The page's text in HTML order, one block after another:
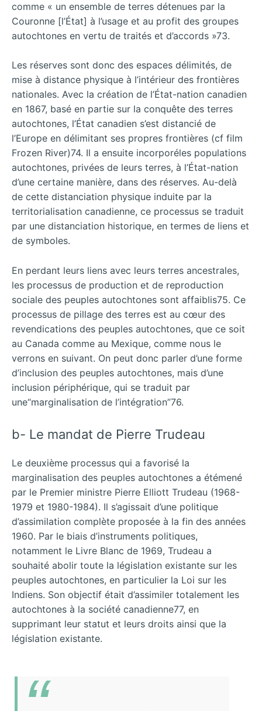
comme « un ensemble de terres détenues par la
Couronne [l’État] à l’usage et au profit des groupes
autochtones en vertu de traités et d’accords »73.
Les réserves sont donc des espaces délimités, de
mise à distance physique à l’intérieur des frontières
nationales. Avec la création de l’État-nation canadien
en 1867, basé en partie sur la conquête des terres
autochtones, l’État canadien s’est distancié de
l’Europe en délimitant ses propres frontières (cf film
Frozen River)74. Il a ensuite incorporéles populations
autochtones, privées de leurs terres, à l’État-nation
d’une certaine manière, dans des réserves. Au-delà
de cette distanciation physique induite par la
territorialisation canadienne, ce processus se traduit
par une distanciation historique, en termes de liens et
de symboles.
En perdant leurs liens avec leurs terres ancestrales,
les processus de production et de reproduction
sociale des peuples autochtones sont affaiblis75. Ce
processus de pillage des terres est au cœur des
revendications des peuples autochtones, que ce soit
au Canada comme au Mexique, comme nous le
verrons en suivant. On peut donc parler d’une forme
d’inclusion des peuples autochtones, mais d’une
inclusion périphérique, qui se traduit par
une“marginalisation de l’intégration”76.
b- Le mandat de Pierre Trudeau
Le deuxième processus qui a favorisé la
marginalisation des peuples autochtones a étémené
par le Premier ministre Pierre Elliott Trudeau (1968-
1979 et 1980-1984). Il s’agissait d’une politique
d’assimilation complète proposée à la fin des années
1960. Par le biais d’instruments politiques,
notamment le Livre Blanc de 1969, Trudeau a
souhaité abolir toute la législation existante sur les
peuples autochtones, en particulier la Loi sur les
Indiens. Son objectif était d’assimiler totalement les
autochtones à la société canadienne77, en
supprimant leur statut et leurs droits ainsi que la
législation existante.